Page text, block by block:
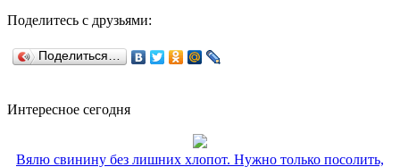
Поделитесь с друзьями:
Поделиться…
Интересное сегодня
Вялю свинину без лишних хлопот. Нужно только посолить,